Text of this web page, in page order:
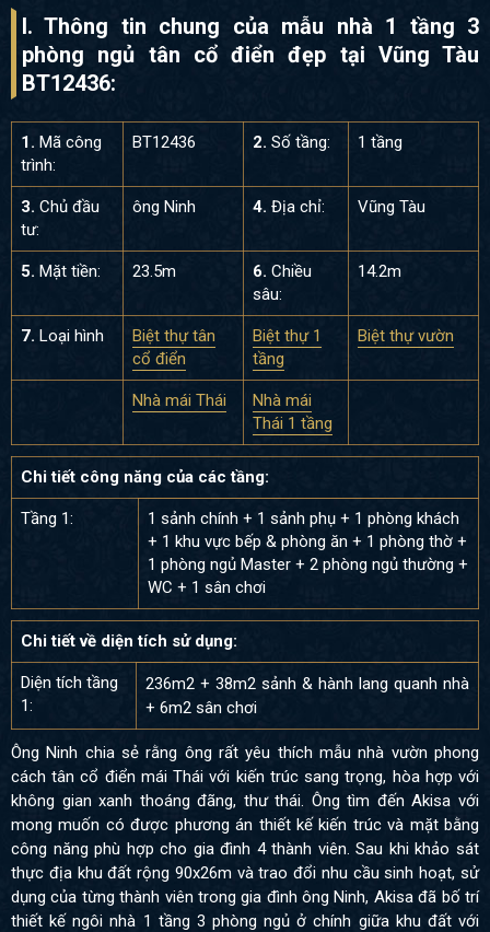
I. Thông tin chung của mẫu nhà 1 tầng 3
phòng ngủ tân cổ điển đẹp tại Vũng Tàu
BT12436:
1. Mã công
trình:
BT12436 2. Số tầng: 1 tầng
3. Chủ đầu
tư:
ông Ninh 4. Địa chỉ: Vũng Tàu
5. Mặt tiền: 23.5m 6. Chiều
sâu:
14.2m
7. Loại hình
Biệt thự tân
cổ điển
Biệt thự 1
tầng
Biệt thự vườn
Nhà mái Thái
Nhà mái
Thái 1 tầng
Chi tiết công năng của các tầng:
Tầng 1:
1 sảnh chính + 1 sảnh phụ + 1 phòng khách
+ 1 khu vực bếp & phòng ăn + 1 phòng thờ +
1 phòng ngủ Master + 2 phòng ngủ thường +
WC + 1 sân chơi
Chi tiết về diện tích sử dụng:
Diện tích tầng
1:
236m2 + 38m2 sảnh & hành lang quanh nhà
+ 6m2 sân chơi
Ông Ninh chia sẻ rằng ông rất yêu thích mẫu nhà vườn phong
cách tân cổ điển mái Thái với kiến trúc sang trọng, hòa hợp với
không gian xanh thoáng đãng, thư thái. Ông tìm đến Akisa với
mong muốn có được phương án thiết kế kiến trúc và mặt bằng
công năng phù hợp cho gia đình 4 thành viên. Sau khi khảo sát
thực địa khu đất rộng 90x26m và trao đổi nhu cầu sinh hoạt, sử
dụng của từng thành viên trong gia đình ông Ninh, Akisa đã bố trí
thiết kế ngôi nhà 1 tầng 3 phòng ngủ ở chính giữa khu đất với